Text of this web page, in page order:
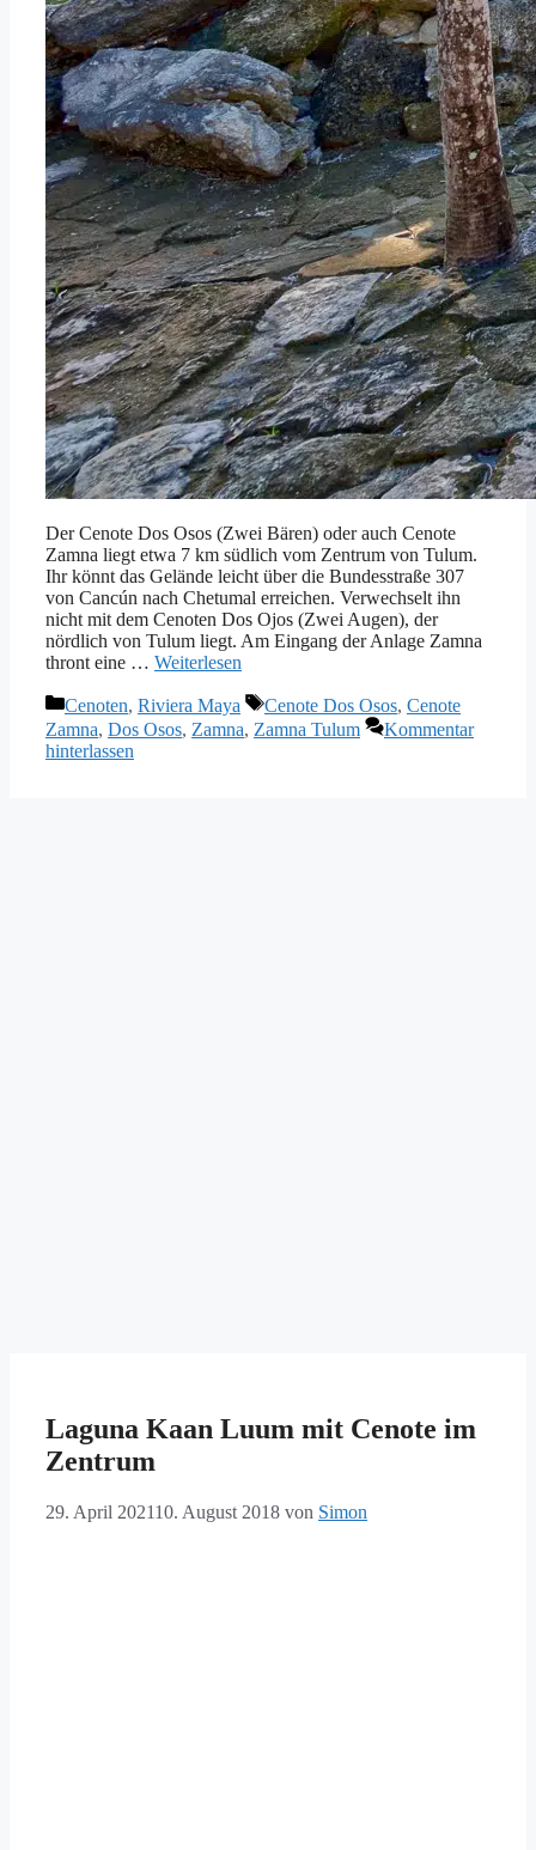
Der Cenote Dos Osos (Zwei Bären) oder auch Cenote
Zamna liegt etwa 7 km südlich vom Zentrum von Tulum.
Ihr könnt das Gelände leicht über die Bundesstraße 307
von Cancún nach Chetumal erreichen. Verwechselt ihn
nicht mit dem Cenoten Dos Ojos (Zwei Augen), der
nördlich von Tulum liegt. Am Eingang der Anlage Zamna
thront eine … Weiterlesen
Kategorien
Cenoten, Riviera Maya Schlagwörter
Cenote Dos Osos, Cenote
Zamna, Dos Osos, Zamna, Zamna Tulum
Kommentar
hinterlassen
Laguna Kaan Luum mit Cenote im
Zentrum
29. April 202110. August 2018 von Simon